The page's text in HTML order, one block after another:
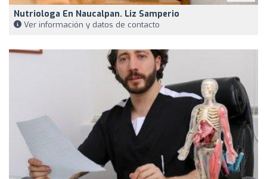
Nutriologa En Naucalpan. Liz Samperio
Ver información y datos de contacto